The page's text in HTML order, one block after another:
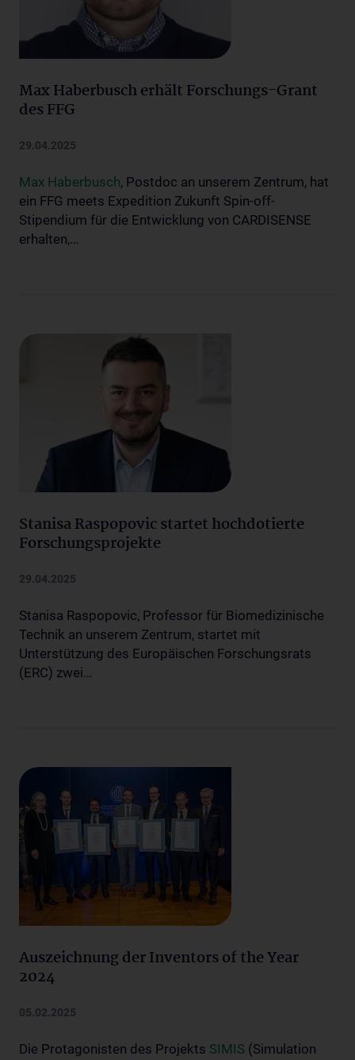
Max Haberbusch erhält Forschungs-Grant
des FFG
29.04.2025
Max Haberbusch, Postdoc an unserem Zentrum, hat
ein FFG meets Expedition Zukunft Spin-off-
Stipendium für die Entwicklung von CARDISENSE
erhalten,…
Stanisa Raspopovic startet hochdotierte
Forschungsprojekte
29.04.2025
Stanisa Raspopovic, Professor für Biomedizinische
Technik an unserem Zentrum, startet mit
Unterstützung des Europäischen Forschungsrats
(ERC) zwei…
Auszeichnung der Inventors of the Year
2024
05.02.2025
Die Protagonisten des Projekts SIMIS (Simulation